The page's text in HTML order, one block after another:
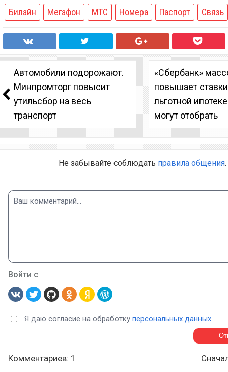
Билайн Мегафон МТС Номера Паспорт Связь
Автомобили подорожают.
Минпромторг повысит
утильсбор на весь
транспорт
«Сбербанк»
повышает
льготной
могут отобрать
Не забывайте соблюдать правила общения.
Войти с
Я даю согласие на обработку персональных данных
Комментариев: 1